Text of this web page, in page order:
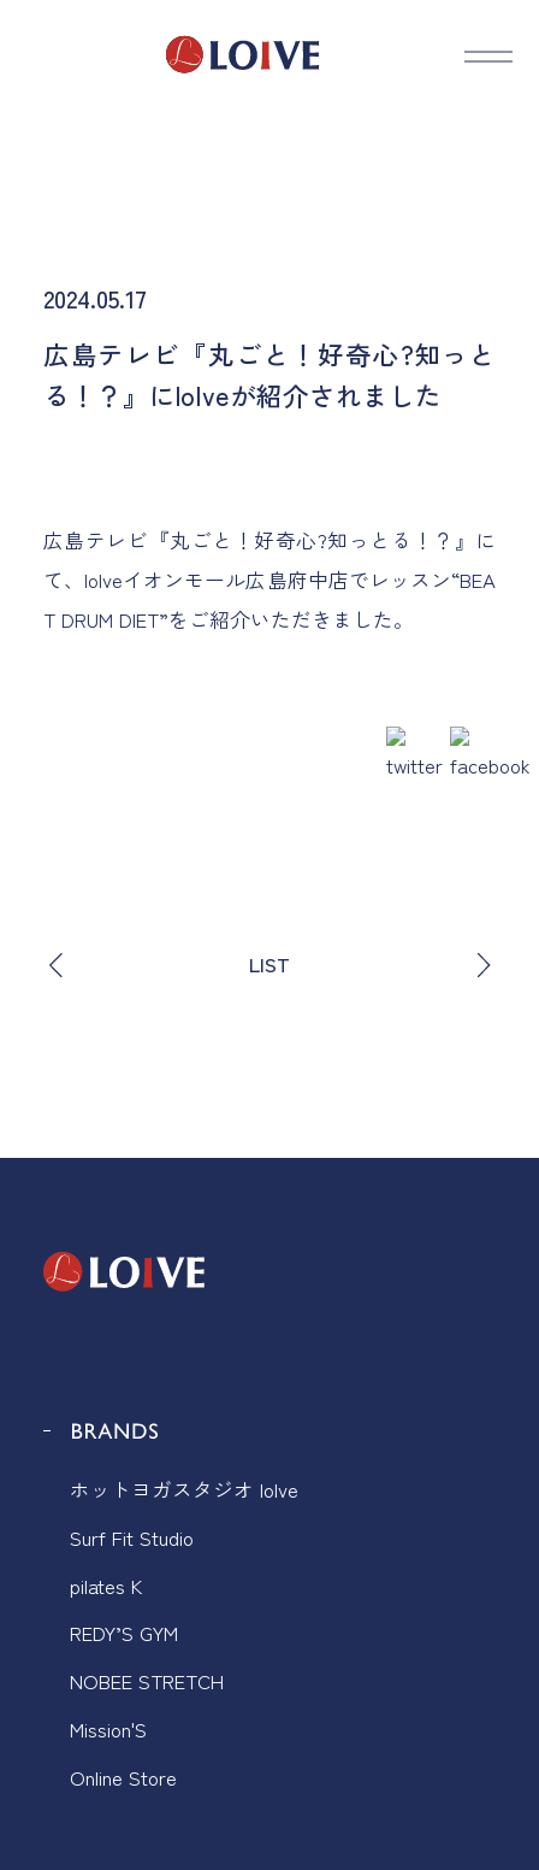
2024.05.17
広島テレビ『丸ごと！好奇心?知っと
る！？』にloIveが紹介されました
広島テレビ『丸ごと！好奇心?知っとる！？』に
て、loIveイオンモール広島府中店でレッスン“BEA
T DRUM DIET”をご紹介いただきました。
LIST
ホットヨガスタジオ loIve
Surf Fit Studio
pilates K
REDY’S GYM
NOBEE STRETCH
Mission'S
Online Store